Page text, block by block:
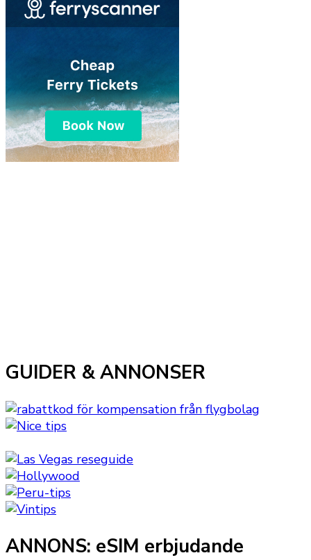
GUIDER & ANNONSER
ANNONS: eSIM erbjudande